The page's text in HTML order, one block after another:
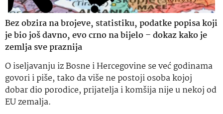
Bez obzira na brojeve, statistiku, podatke popisa koji
je bio još davno, evo crno na bijelo – dokaz kako je
zemlja sve praznija
O iseljavanju iz Bosne i Hercegovine se već godinama
govori i piše, tako da više ne postoji osoba kojoj
dobar dio porodice, prijatelja i komšija nije u nekoj od
EU zemalja.